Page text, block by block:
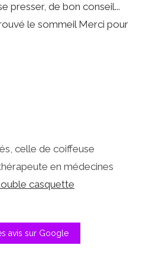
presser, de bon conseil...
le sommeil Merci pour
celle de coiffeuse
en médecines
casquette
avis sur Google